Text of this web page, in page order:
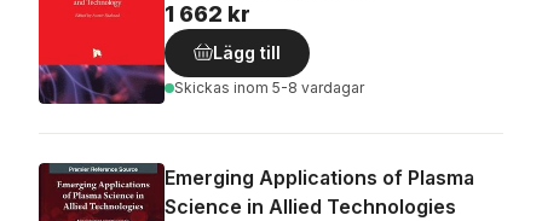
1 662 kr
Lägg till
Skickas inom 5-8 vardagar
Emerging Applications of Plasma
Science in Allied Technologies